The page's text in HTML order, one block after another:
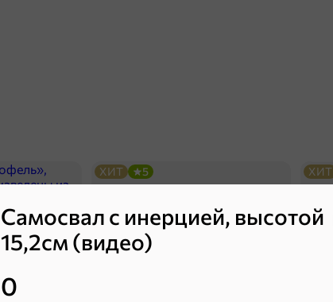
Самосвал с инерцией, высотой
15,2см (видео)
0
ХИТ 5 ХИТ